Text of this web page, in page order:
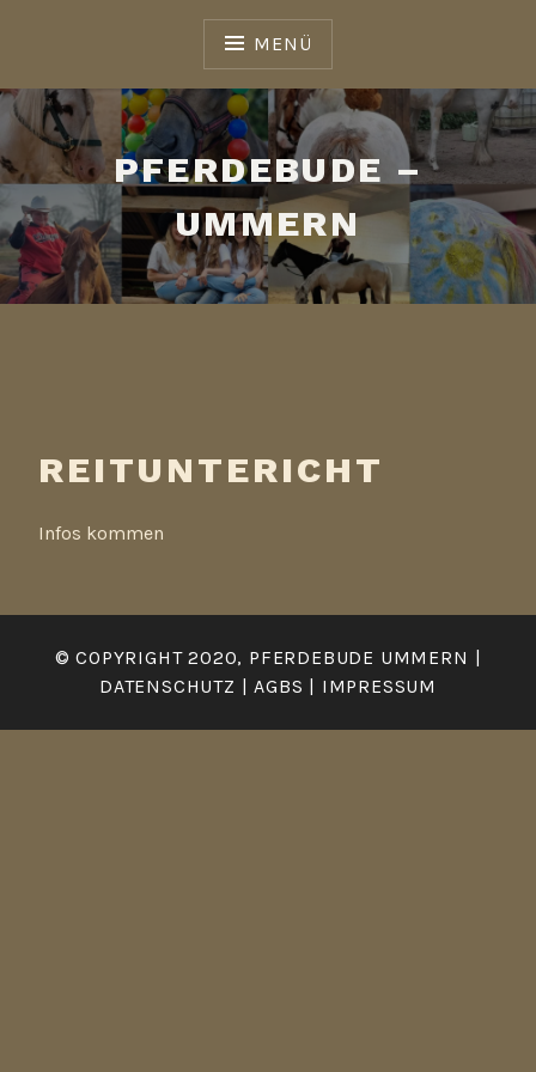
MENÜ
PFERDEBUDE –
UMMERN
REITUNTERICHT
Infos kommen
© COPYRIGHT 2020, PFERDEBUDE UMMERN |
DATENSCHUTZ |AGBS | IMPRESSUM